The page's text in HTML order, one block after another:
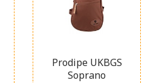
Prodipe UKBGS
Soprano